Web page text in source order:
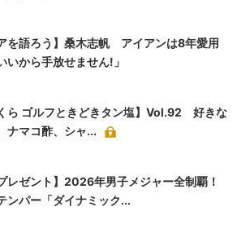
アを語ろう】桑木志帆 アイアンは8年愛用
いから手放せません!」
くら ゴルフときどきタン塩】Vol.92 好きな
ナマコ酢、シャ...
レゼント】2026年男子メジャー全制覇！
ンパー「ダイナミック...